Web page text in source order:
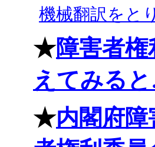
機械翻訳をと
★障害者
えてみる
★内閣府障